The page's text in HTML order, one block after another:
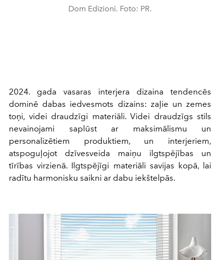
Dom Edizioni. Foto: PR.
2024. gada vasaras interjera dizaina tendencēs
dominē dabas iedvesmots dizains: zaļie un zemes
toņi, videi draudzīgi materiāli. Videi draudzīgs stils
nevainojami saplūst ar maksimālismu un
personalizētiem produktiem, un interjeriem,
atspoguļojot dzīvesveida maiņu ilgtspējības un
tīrības virzienā. Ilgtspējīgi materiāli savijas kopā, lai
radītu harmonisku saikni ar dabu iekštelpās.